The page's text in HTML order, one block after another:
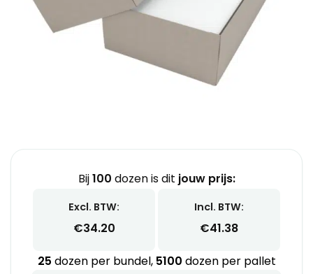
Bij100 dozen is dit jouw prijs:
Excl. BTW:
€34.20
Incl. BTW:
€41.38
25 dozen per bundel, 5100 dozen per pallet